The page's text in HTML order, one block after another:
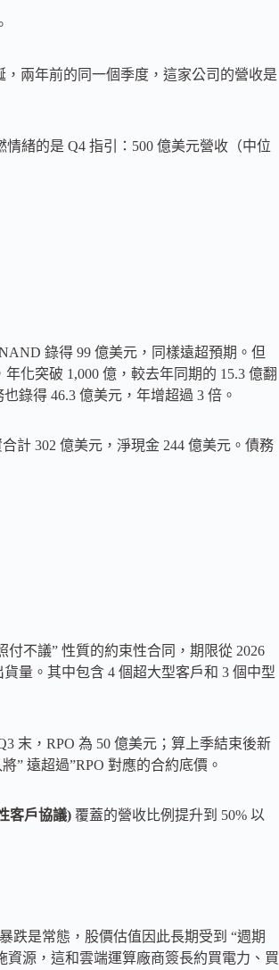
兩年前的同一個季度，這家公司的營收是
緒的是 Q4 指引：500 億美元營收（中位
錄得 99 億美元，同樣遠超預期。但
化突破 1,000 億，較去年同期的 15.3 億翻
錄得 46.3 億美元，年增超過 3 倍。
計 302 億美元，淨現金 244 億美元。債務
不議” 性質的約束性合同，期限從 2026
量。其中包含 4 個超大型客戶和 3 個中型
末，RPO 為 50 億美元；算上季結束後新
” 遠超過”RPO 對應的合約底價。
客戶協議) 覆蓋的營收比例提升到 50% 以
跌是常態，股價估值因此長期受到 “週期
資源，這和雲端運算廠商簽長約買電力、買